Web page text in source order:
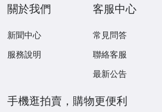
關於我們
新聞中心
服務說明
客服中心
常見問答
聯絡客服
最新公告
手機逛拍賣，購物更便利